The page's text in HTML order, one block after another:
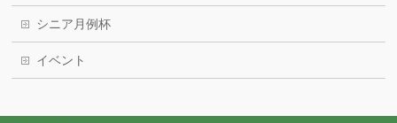
シニア月例杯
イベント